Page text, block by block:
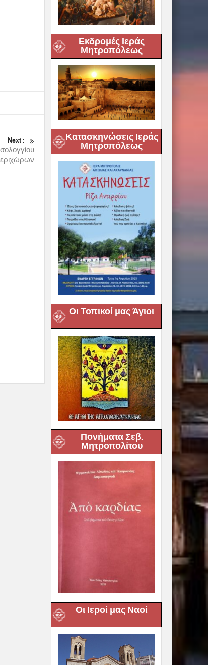
Next :
Εκδρομές Ιεράς
Μητροπόλεως
Κατασκηνώσεις Ιεράς
Μητροπόλεως
Οι Τοπικοί μας Άγιοι
Πονήματα Σεβ.
Μητροπολίτου
Οι Ιεροί μας Ναοί